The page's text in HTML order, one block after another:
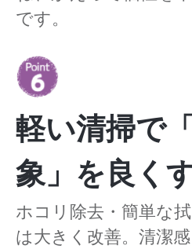
です。
軽い清掃で
象」を良く
ホコリ除去・簡単な
は大きく改善。清潔